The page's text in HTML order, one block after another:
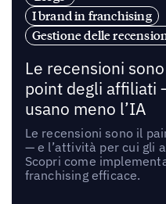
I brand in franchising
Gestione delle
Le recensioni
point degli affiliati
usano meno l’IA
Le recensioni sono il
— e l’attività per cui gli
Scopri come
franchising efficace.